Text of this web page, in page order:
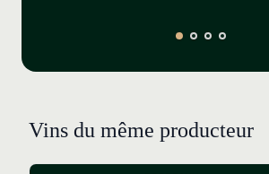
enveloppe le bâtiment historique, est
œnologique. De la réception de la
aucun pompage. Une macération pré-
froid de plusieurs jours, favorise
aromatique et la stabilité de la couleur.
Vins du même producteur